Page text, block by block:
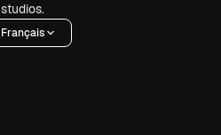
studios.
Français